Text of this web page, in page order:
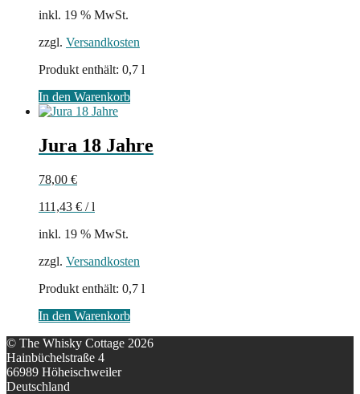
inkl. 19 % MwSt.
zzgl. Versandkosten
Produkt enthält: 0,7 l
In den Warenkorb
Jura 18 Jahre
78,00 €
111,43 € /l
inkl. 19 % MwSt.
zzgl. Versandkosten
Produkt enthält: 0,7 l
In den Warenkorb
© The Whisky Cottage 2026
Hainbüchelstraße 4
66989 Höheischweiler
Deutschland